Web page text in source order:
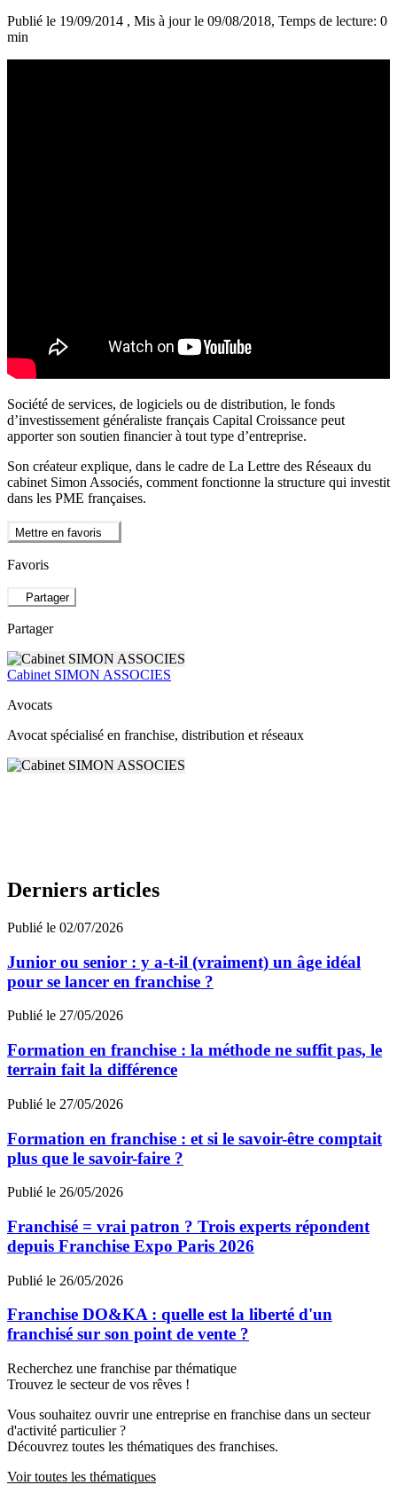
Publié le 19/09/2014 , Mis à jour le 09/08/2018, Temps de lecture: 0
min
Société de services, de logiciels ou de distribution, le fonds
d’investissement généraliste français Capital Croissance peut
apporter son soutien financier à tout type d’entreprise.
Son créateur explique, dans le cadre de La Lettre des Réseaux du
cabinet Simon Associés, comment fonctionne la structure qui investit
dans les PME françaises.
Mettre en favoris
Favoris
Partager
Partager
Cabinet SIMON ASSOCIES
Avocats
Avocat spécialisé en franchise, distribution et réseaux
Derniers articles
Publié le 02/07/2026
Junior ou senior : y a-t-il (vraiment) un âge idéal
pour se lancer en franchise ?
Publié le 27/05/2026
Formation en franchise : la méthode ne suffit pas, le
terrain fait la différence
Publié le 27/05/2026
Formation en franchise : et si le savoir-être comptait
plus que le savoir-faire ?
Publié le 26/05/2026
Franchisé = vrai patron ? Trois experts répondent
depuis Franchise Expo Paris 2026
Publié le 26/05/2026
Franchise DO&KA : quelle est la liberté d'un
franchisé sur son point de vente ?
Recherchez une franchise par thématique
Trouvez le secteur de vos rêves !
Vous souhaitez ouvrir une entreprise en franchise dans un secteur
d'activité particulier ?
Découvrez toutes les thématiques des franchises.
Voir toutes les thématiques